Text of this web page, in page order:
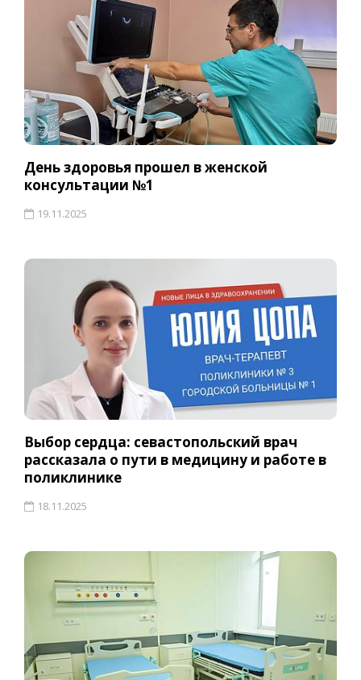
День здоровья прошел в женской
консультации №1
19.11.2025
Выбор сердца: севастопольский врач
рассказала о пути в медицину и работе в
поликлинике
18.11.2025